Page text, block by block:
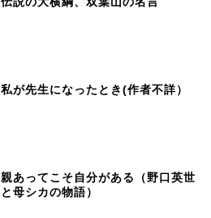
私が先生になったとき(作者不詳）
親あってこそ自分がある（野口英世
と母シカの物語）